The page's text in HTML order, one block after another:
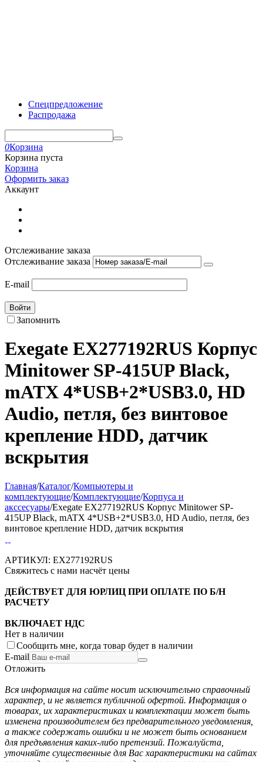
Спецпредложение
Распродажа
0Корзина
Корзина пуста
Корзина
Оформить заказ
Аккаунт
Отслеживание заказа
Отслеживание заказа
E-mail
Войти
Запомнить
Exegate EX277192RUS Корпус
Minitower SP-415UP Black,
mATX 4*USB+2*USB3.0, HD
Audio, петля, без винтовое
крепление HDD, датчик
вскрытия
Главная/Каталог/Компьютеры и
комплектующие/Комплектующие/Корпуса и
акссесуары/Exegate EX277192RUS Корпус Minitower SP-
415UP Black, mATX 4*USB+2*USB3.0, HD Audio, петля, без
винтовое крепление HDD, датчик вскрытия
АРТИКУЛ: EX277192RUS
Свяжитесь с нами насчёт цены
ДЕЙСТВУЕТ ДЛЯ ЮРЛИЦ ПРИ ОПЛАТЕ ПО Б/Н
РАСЧЕТУ
ВКЛЮЧАЕТ НДС
Нет в наличии
Сообщить мне, когда товар будет в наличии
E-mail
Отложить
Вся информация на сайте носит исключительно справочный
характер, и не является публичной офертой. Информация о
товарах, их характеристиках и комплектации может быть
изменена производителем без предварительного уведомления,
а также содержать ошибки и не может быть основанием
для предъявления каких-либо претензий. Пожалуйста,
уточняйте существенные для Вас характеристики на сайтах